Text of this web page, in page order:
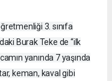
3. sınıfa
Burak Teke de “ilk
yanında 7 yaşında
keman, kaval gibi